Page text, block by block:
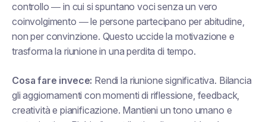
controllo — in cui si spuntano voci senza un vero
coinvolgimento — le persone partecipano per abitudine,
non per convinzione. Questo uccide la motivazione e
trasforma la riunione in una perdita di tempo.
Cosa fare invece: Rendi la riunione significativa. Bilancia
gli aggiornamenti con momenti di riflessione, feedback,
creatività e pianificazione. Mantieni un tono umano e